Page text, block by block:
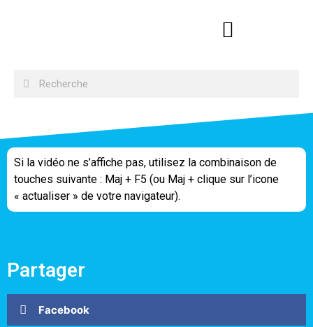
Si la vidéo ne s’affiche pas, utilisez la combinaison de
touches suivante : Maj + F5 (ou Maj + clique sur l’icone
« actualiser » de votre navigateur).
Partager
Facebook